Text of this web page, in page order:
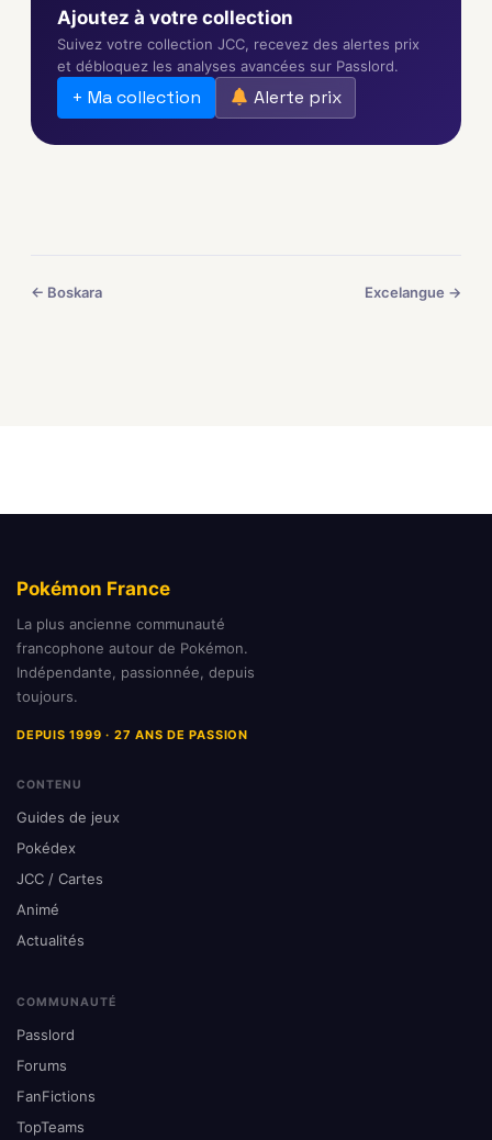
Ajoutez à votre collection
Suivez votre collection JCC, recevez des alertes prix
et débloquez les analyses avancées sur Passlord.
+ Ma collection Alerte prix
← Boskara Excelangue →
Pokémon France
La plus ancienne communauté
francophone autour de Pokémon.
Indépendante, passionnée, depuis
toujours.
DEPUIS 1999 · 27 ANS DE PASSION
CONTENU
Guides de jeux
Pokédex
JCC / Cartes
Animé
Actualités
COMMUNAUTÉ
Passlord
Forums
FanFictions
TopTeams